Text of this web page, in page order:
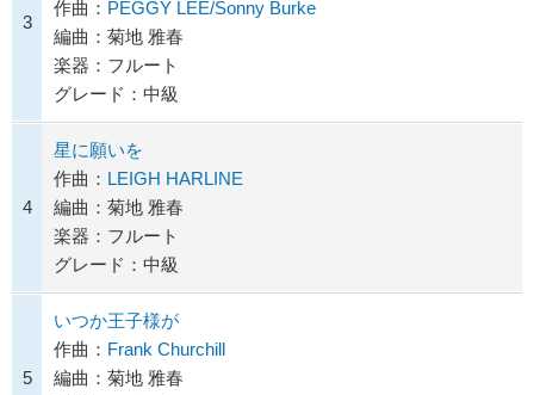
3
作曲： PEGGY LEE/Sonny Burke
編曲：菊地 雅春
楽器：フルート
グレード：中級
4
星に願いを
作曲： LEIGH HARLINE
編曲：菊地 雅春
楽器：フルート
グレード：中級
5
いつか王子様が
作曲： Frank Churchill
編曲：菊地 雅春